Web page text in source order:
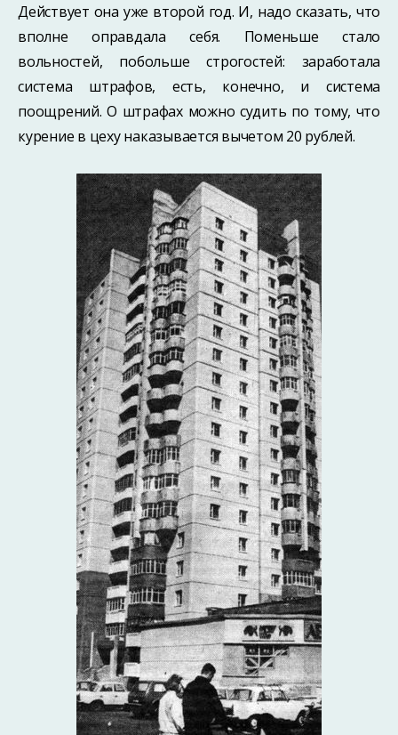
Действует она уже второй год. И, надо сказать, что
вполне оправдала себя. Поменьше стало
вольностей, побольше строгостей: заработала
система штрафов, есть, конечно, и система
поощрений. О штрафах можно судить по тому, что
курение в цеху наказывается вычетом 20 рублей.